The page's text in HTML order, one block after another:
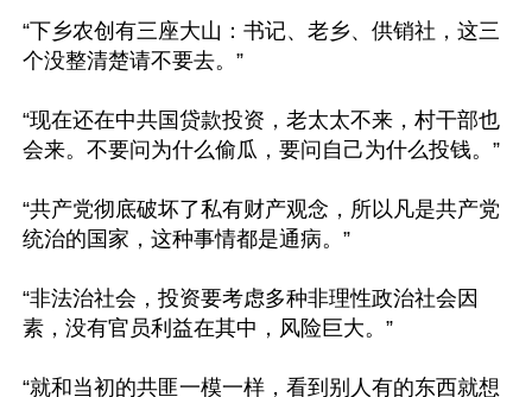
“下乡农创有三座大山：书记、老乡、供销社，这三
个没整清楚请不要去。”
“现在还在中共国贷款投资，老太太不来，村干部也
会来。不要问为什么偷瓜，要问自己为什么投钱。”
“共产党彻底破坏了私有财产观念，所以凡是共产党
统治的国家，这种事情都是通病。”
“非法治社会，投资要考虑多种非理性政治社会因
素，没有官员利益在其中，风险巨大。”
“就和当初的共匪一模一样，看到别人有的东西就想